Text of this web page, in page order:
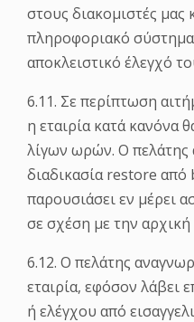
στους διακομιστές μας
πληροφοριακό
αποκλειστικό έλεγχό
6.11. Σε περίπτωση
η εταιρία κατά κανόνα
λίγων ωρών. Ο πελάτης
διαδικασία restore από
παρουσιάσει εν μέρει
σε σχέση με την
6.12. Ο πελάτης
εταιρία, εφόσον λάβει
ή ελέγχου από